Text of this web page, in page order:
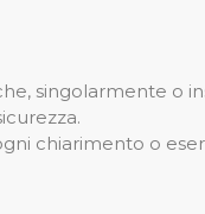
singolarmente o
chiarimento o